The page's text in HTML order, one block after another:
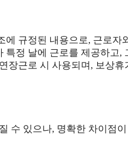
규정된 내용으로, 근로
특정 날에 근로를 제공하고
장근로 시 사용되며, 보상
수 있으나, 명확한 차이점